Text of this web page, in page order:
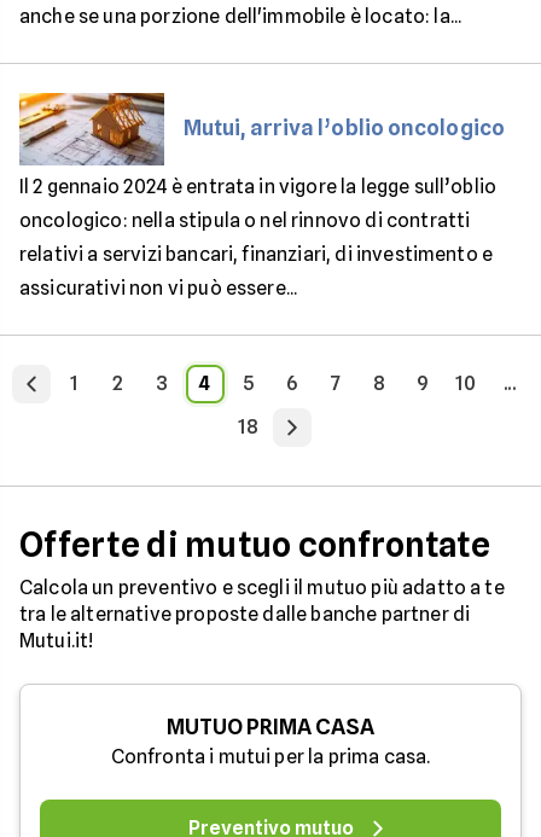
anche se una porzione dell'immobile è locato: la...
Mutui, arriva l’oblio oncologico
Il 2 gennaio 2024 è entrata in vigore la legge sull’oblio
oncologico: nella stipula o nel rinnovo di contratti
relativi a servizi bancari, finanziari, di investimento e
assicurativi non vi può essere...
1 2 3 4 5 6 7 8 9 10
...
18
Offerte di mutuo confrontate
Calcola un preventivo e scegli il mutuo più adatto a te
tra le alternative proposte dalle banche partner di
Mutui.it!
MUTUO PRIMA CASA
Confronta i mutui per la prima casa.
Preventivo mutuo